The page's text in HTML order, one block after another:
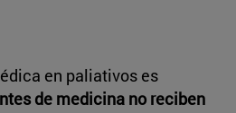
en paliativos es
de medicina no reciben